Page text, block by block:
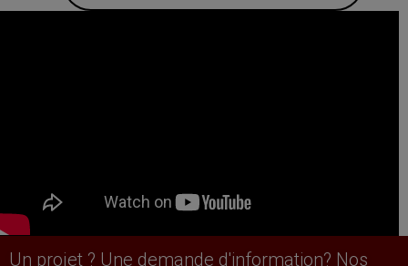
Un projet ? Une demande d'information? Nos